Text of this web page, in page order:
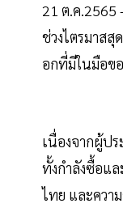
21 ต.ค.2565
ช่วงไตรมาส
อกที่มีในมือข
เนื่องจากผู้ปร
ทั้งกำลังซื้อแล
ไทย และควา